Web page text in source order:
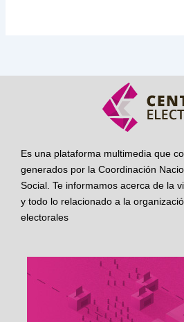
Es una plataforma multimedia que
generados por la Coordinación
Social. Te informamos acerca de la
y todo lo relacionado a la
electorales